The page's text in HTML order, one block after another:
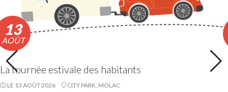
13
AOÛT
La tournée estivale des habitants
LE 13 AOÛT 2026 CITY PARK, MOLAC